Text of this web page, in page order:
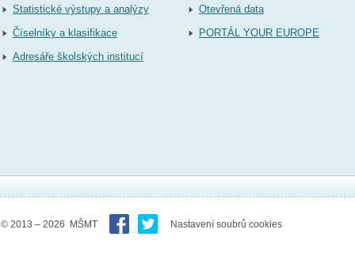
Statistické výstupy a analýzy
Číselníky a klasifikace
Adresáře školských institucí
Otevřená data
PORTÁL YOUR EUROPE
© 2013 – 2026 MŠMT Nastavení soubrů cookies